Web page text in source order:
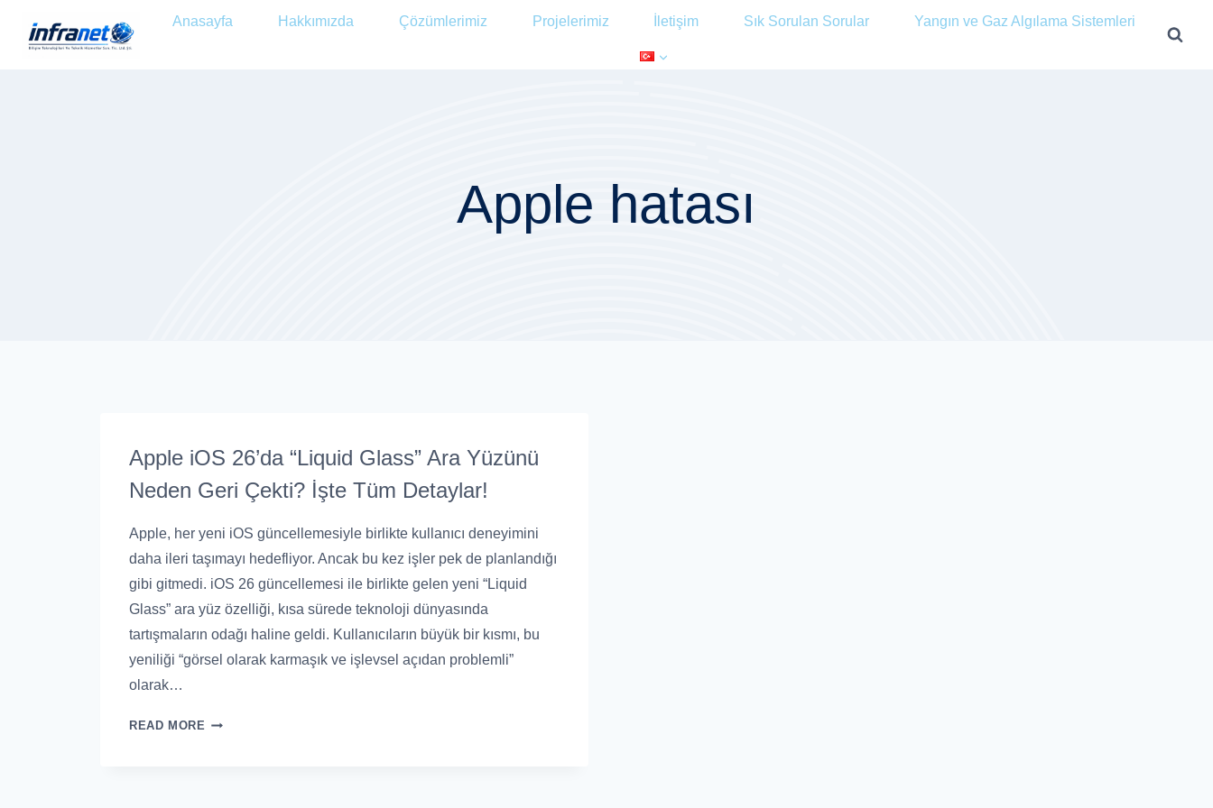
Anasayfa Hakkımızda Çözümlerimiz Projelerimiz İletişim Sık Sorulan Sorular Yangın ve Gaz Algılama Sistemleri
Apple hatası
Apple iOS 26’da “Liquid Glass” Ara Yüzünü
Neden Geri Çekti? İşte Tüm Detaylar!
Apple, her yeni iOS güncellemesiyle birlikte kullanıcı deneyimini
daha ileri taşımayı hedefliyor. Ancak bu kez işler pek de planlandığı
gibi gitmedi. iOS 26 güncellemesi ile birlikte gelen yeni “Liquid
Glass” ara yüz özelliği, kısa sürede teknoloji dünyasında
tartışmaların odağı haline geldi. Kullanıcıların büyük bir kısmı, bu
yeniliği “görsel olarak karmaşık ve işlevsel açıdan problemli”
olarak…
READ MORE